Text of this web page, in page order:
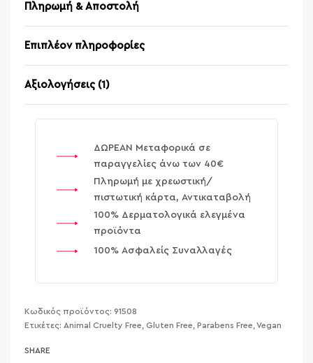
Πληρωμή & Αποστολή
Επιπλέον πληροφορίες
Αξιολογήσεις (1)
ΔΩΡΕΑΝ Μεταφορικά σε
παραγγελίες άνω των 40€
Πληρωμή με χρεωστική/
πιστωτική κάρτα, Αντικαταβολή
100% Δερματολογικά ελεγμένα
προϊόντα
100% Ασφαλείς Συναλλαγές
91508
Ετικέτες: Animal Cruelty Free Gluten Free Parabens Free Vegan
SHARE